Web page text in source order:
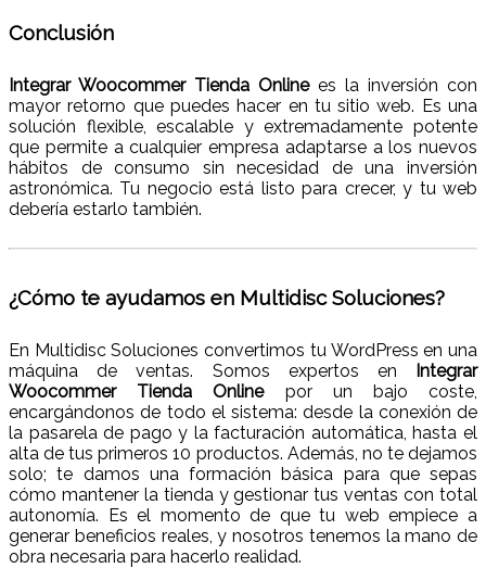
Conclusión
Integrar Woocommer Tienda Onlinees la inversión con
mayor retorno que puedes hacer en tu sitio web. Es una
solución flexible, escalable y extremadamente potente
que permite a cualquier empresa adaptarse a los nuevos
hábitos de consumo sin necesidad de una inversión
astronómica. Tu negocio está listo para crecer, y tu web
debería estarlo también.
¿Cómo te ayudamos en Multidisc Soluciones?
En Multidisc Soluciones convertimos tu WordPress en una
máquina de ventas. Somos expertos en
Integrar
Woocommer Tienda Onlinepor un bajo coste,
encargándonos de todo el sistema: desde la conexión de
la pasarela de pago y la facturación automática, hasta el
alta de tus primeros 10 productos. Además, no te dejamos
solo; te damos una formación básica para que sepas
cómo mantener la tienda y gestionar tus ventas con total
autonomía. Es el momento de que tu web empiece a
generar beneficios reales, y nosotros tenemos la mano de
obra necesaria para hacerlo realidad.